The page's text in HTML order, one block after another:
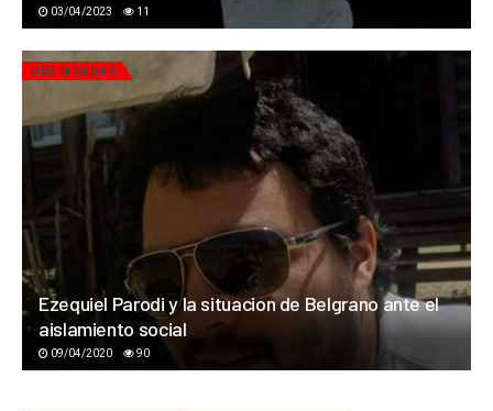
03/04/2023 11
DESTACADAS
Ezequiel Parodi y la situacion de Belgrano ante el
aislamiento social
09/04/2020 90